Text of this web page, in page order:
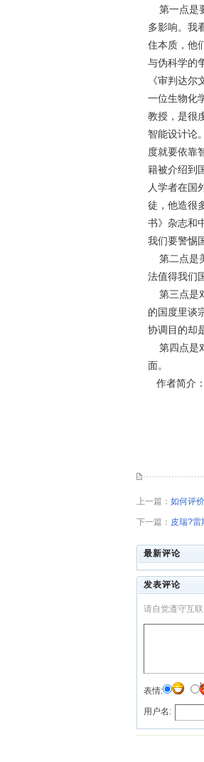
第一点是
多影响。我
住本质，他
与伪科学的
《审判达
一位生物化
教授，是很
智能设计论
度就要依靠
籍被介绍到
人学者在国
徒，他造很
书》杂志和
我们要警惕
第二点是
法值得我们
第三点是
的国度里谈
协调目的却
第四点是
面。
作者简介
上一篇： 如何评
下一篇： 皮瑞?雷
最新评论
发表评论
请自觉遵守互
表情:
用户名: